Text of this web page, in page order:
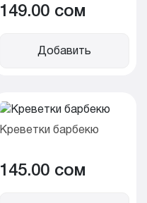
149.00 cом
Добавить
Креветки барбекю
145.00 cом